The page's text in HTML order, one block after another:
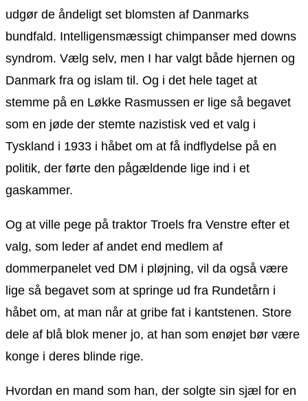
udgør de åndeligt set blomsten af Danmarks
bundfald. Intelligensmæssigt chimpanser med downs
syndrom. Vælg selv, men I har valgt både hjernen og
Danmark fra og islam til. Og i det hele taget at
stemme på en Løkke Rasmussen er lige så begavet
som en jøde der stemte nazistisk ved et valg i
Tyskland i 1933 i håbet om at få indflydelse på en
politik, der førte den pågældende lige ind i et
gaskammer.
Og at ville pege på traktor Troels fra Venstre efter et
valg, som leder af andet end medlem af
dommerpanelet ved DM i pløjning, vil da også være
lige så begavet som at springe ud fra Rundetårn i
håbet om, at man når at gribe fat i kantstenen. Store
dele af blå blok mener jo, at han som enøjet bør være
konge i deres blinde rige.
Hvordan en mand som han, der solgte sin sjæl for en